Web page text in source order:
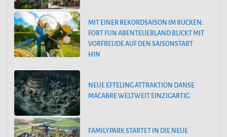
MIT EINER REKORDSAISON IM RÜCKEN:
FORT FUN ABENTEUERLAND BLICKT MIT
VORFREUDE AUF DEN SAISONSTART
HIN
NEUE EFTELING ATTRAKTION DANSE
MACABRE WELTWEIT EINZIGARTIG
FAMILYPARK STARTET IN DIE NEUE